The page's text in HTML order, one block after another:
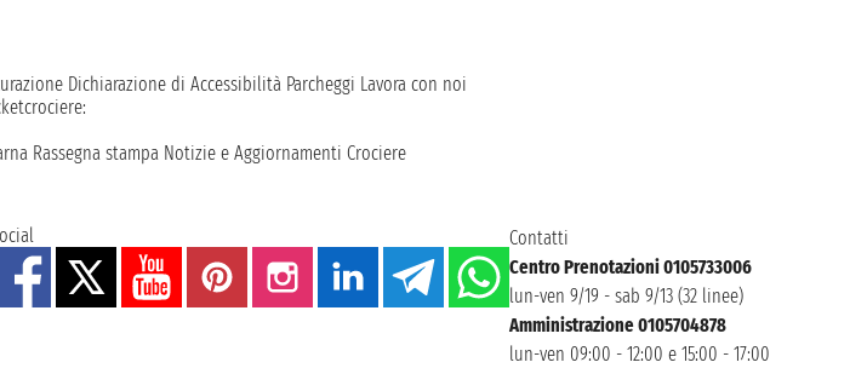
Dichiarazione di Accessibilità Parcheggi Lavora con noi
Rassegna stampa Notizie e Aggiornamenti Crociere
Contatti
Centro Prenotazioni 0105733006
lun-ven 9/19 - sab 9/13 (32 linee)
Amministrazione 0105704878
lun-ven 09:00 - 12:00 e 15:00 - 17:00